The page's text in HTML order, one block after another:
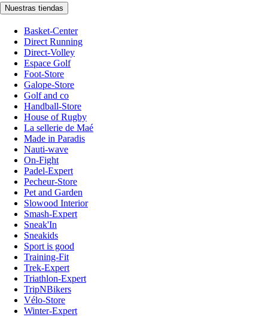
Nuestras tiendas
Basket-Center
Direct Running
Direct-Volley
Espace Golf
Foot-Store
Galope-Store
Golf and co
Handball-Store
House of Rugby
La sellerie de Maé
Made in Paradis
Nauti-wave
On-Fight
Padel-Expert
Pecheur-Store
Pet and Garden
Slowood Interior
Smash-Expert
Sneak'In
Sneakids
Sport is good
Training-Fit
Trek-Expert
Triathlon-Expert
TripNBikers
Vélo-Store
Winter-Expert